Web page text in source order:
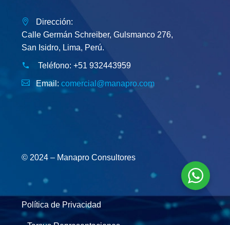
Dirección:
Calle Germán Schreiber, Gulsmanco 276,
San Isidro, Lima, Perú.
Teléfono: +51 932443959
Email: comercial@manapro.com
© 2024 – Manapro Consultores
Política de Privacidad